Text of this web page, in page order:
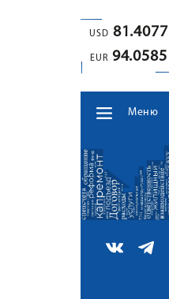
USD 81.4077
EUR 94.0585
Меню